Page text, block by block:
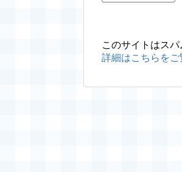
このサイトはス
詳細はこちらをご